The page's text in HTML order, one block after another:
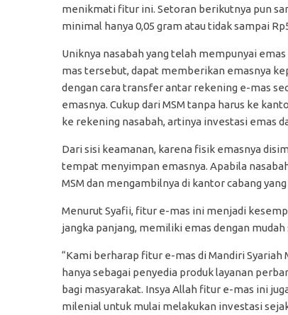
menikmati fitur ini. Setoran berikutnya pun
minimal hanya 0,05 gram atau tidak sampai
Uniknya nasabah yang telah mempunyai
mas tersebut, dapat memberikan emasnya
dengan cara transfer antar rekening e-mas
emasnya. Cukup dari MSM tanpa harus ke
ke rekening nasabah, artinya investasi emas
Dari sisi keamanan, karena fisik emasnya
tempat menyimpan emasnya. Apabila
MSM dan mengambilnya di kantor cabang
Menurut Syafii, fitur e-mas ini menjadi
jangka panjang, memiliki emas dengan
“Kami berharap fitur e-mas di Mandiri
hanya sebagai penyedia produk layanan
bagi masyarakat. Insya Allah fitur e-mas ini
milenial untuk mulai melakukan investasi